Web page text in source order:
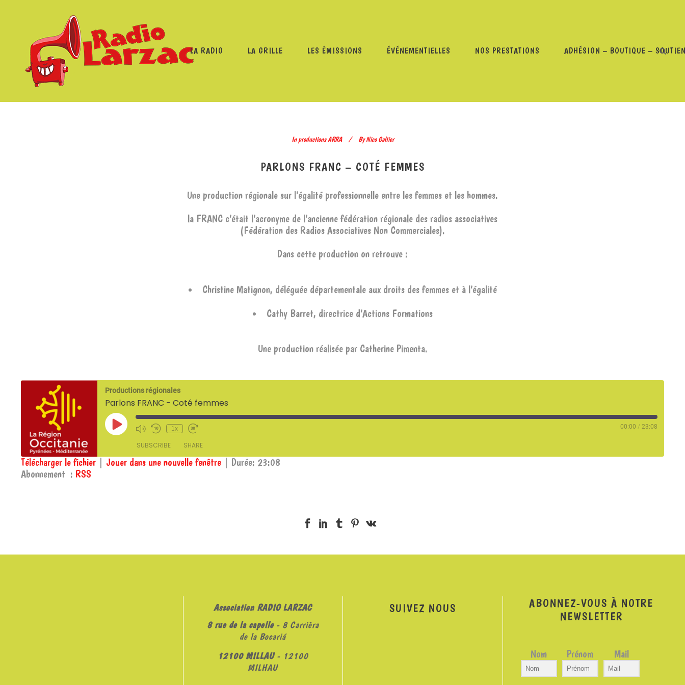
LA RADIO LA GRILLE LES ÉMISSIONS ÉVÉNEMENTIELLES NOS PRESTATIONS ADHÉSION – BOUTIQUE –
In productions ARRA By Nico Galtier
PARLONS FRANC – COTÉ FEMMES
Une production régionale sur l’égalité professionnelle entre les femmes et les hommes.
la FRANC c’était l’acronyme de l’ancienne fédération régionale des radios associatives
(Fédération des Radios Associatives Non Commerciales).
Dans cette production on retrouve :
Christine Matignon, déléguée départementale aux droits des femmes et à l’égalité
Cathy Barret, directrice d’Actions Formations
Une production réalisée par Catherine Pimenta.
Productions régionales
Parlons FRANC - Coté femmes
Play
Episode
1x 00:00 / 23:08
SUBSCRIBE SHARE
RSS
SHARE
Télécharger le fichier Jouer dans une nouvelle fenêtre
Durée: 23:08
Abonnement : RSS
Association RADIO LARZAC
8 rue de la capelle- 8 Carrièra
de la Bocariá
12100 MILLAU- 12100
MILHAU
SUIVEZ NOUS
ABONNEZ-VOUS À NOTRE
NEWSLETTER
Nom Prénom Mail